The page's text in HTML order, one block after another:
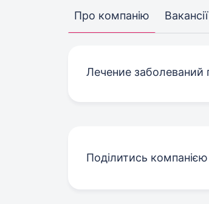
Про компанію Вакансії
Лечение заболеваний
Поділитись